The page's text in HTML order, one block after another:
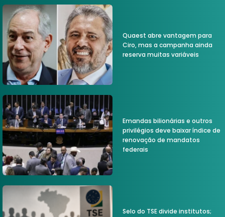
Quaest abre vantagem para
Ciro, mas a campanha ainda
reserva muitas variáveis
Emandas bilionárias e outros
privilégios deve baixar índice de
renovação de mandatos
federais
Selo do TSE divide institutos;